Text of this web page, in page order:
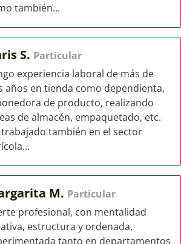
también...
S. Particular
experiencia laboral de más de
años en tienda como dependienta,
de producto, realizando
de almacén, empaquetado, etc.
trabajado también en el sector
M. Particular
profesional, con mentalidad
estructura y ordenada,
tanto en departamentos